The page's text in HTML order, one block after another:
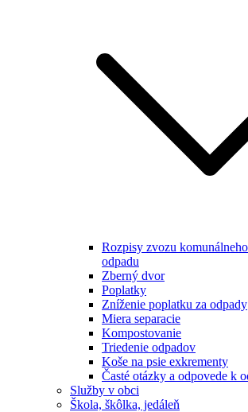
Rozpisy zvozu
odpadu
Zberný dvor
Poplatky
Zníženie poplatku za odpady
Miera separacie
Kompostovanie
Triedenie odpadov
Koše na psie exkrementy
Časté otázky a odpovede k
Služby v obci
Škola, škôlka, jedáleň